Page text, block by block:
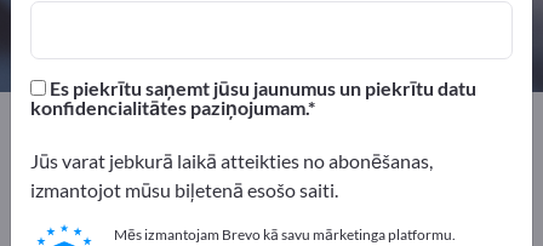
Exportpages Izejvielas Metāli
Reklāmējieties bez maksas
Exportpages!
Es piekrītu saņemt jūsu jaunumus un piekrītu datu
konfidencialitātes paziņojumam.
Jūs varat jebkurā laikā atteikties no abonēšanas,
izmantojot mūsu biļetenā esošo saiti.
Mēs izmantojam Brevo kā savu mārketinga platformu.